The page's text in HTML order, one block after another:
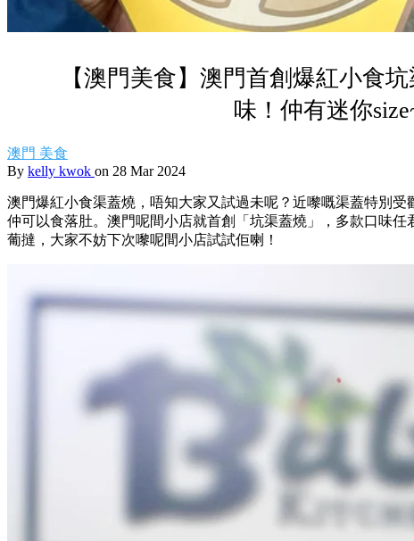
【澳門美食】澳門首創爆紅小食
味！仲有迷你
澳門 美食
By kelly kwok on 28 Mar 2024
澳門爆紅小食渠蓋燒，唔知大家又試過未呢？近嚟嘅渠蓋特別
仲可以食落肚。澳門呢間小店就首創「坑渠蓋燒」，多款口味任
葡撻，大家不妨下次嚟呢間小店試試佢喇！